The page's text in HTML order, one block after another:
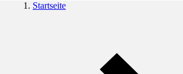
Startseite